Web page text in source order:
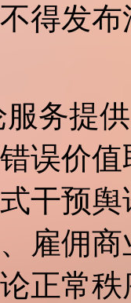
得发
务提
误价
干预
雇佣
正常